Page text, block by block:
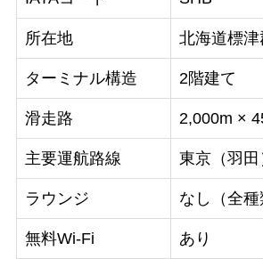
所在地 北海道標
ターミナル構造 2階建て
滑走路 2,000m ×
主要運航路線 東京（羽
ラウンジ なし（全種
無料Wi-Fi あり